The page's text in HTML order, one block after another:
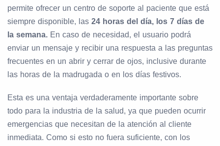
permite ofrecer un centro de soporte al paciente que está
siempre disponible, las 24 horas del día, los 7 días de
la semana. En caso de necesidad, el usuario podrá
enviar un mensaje y recibir una respuesta a las preguntas
frecuentes en un abrir y cerrar de ojos, inclusive durante
las horas de la madrugada o en los días festivos.
Esta es una ventaja verdaderamente importante sobre
todo para la industria de la salud, ya que pueden ocurrir
emergencias que necesitan de la atención al cliente
inmediata. Como si esto no fuera suficiente, con los